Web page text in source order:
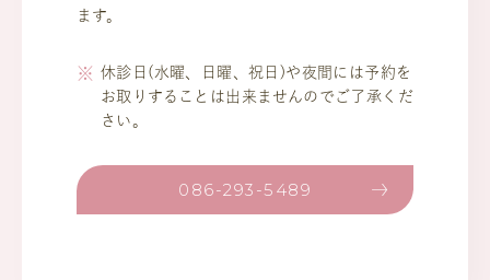
ます。
休診日(水曜、日曜、祝日)や夜間には予約を
お取りすることは出来ませんのでご了承くだ
さい。
086-293-5489